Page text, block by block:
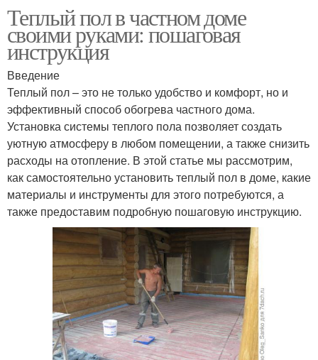
Теплый пол в частном доме
своими руками: пошаговая
инструкция
Введение
Теплый пол – это не только удобство и комфорт, но и
эффективный способ обогрева частного дома.
Установка системы теплого пола позволяет создать
уютную атмосферу в любом помещении, а также снизить
расходы на отопление. В этой статье мы рассмотрим,
как самостоятельно установить теплый пол в доме, какие
материалы и инструменты для этого потребуются, а
также предоставим подробную пошаговую инструкцию.